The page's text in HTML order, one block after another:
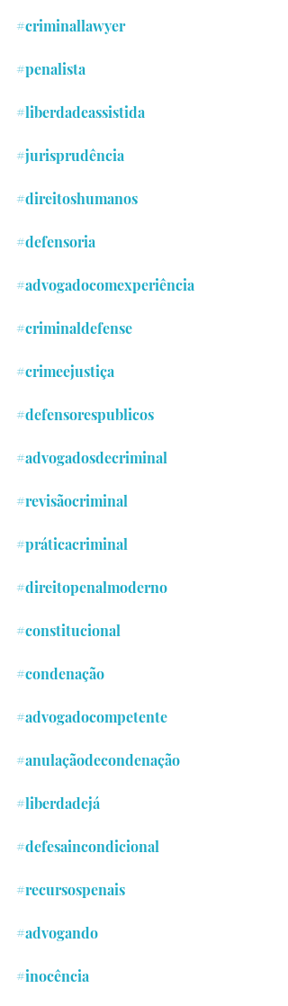
#criminallawyer
#penalista
#liberdadeassistida
#jurisprudência
#direitoshumanos
#defensoria
#advogadocomexperiência
#criminaldefense
#crimeejustiça
#defensorespublicos
#advogadosdecriminal
#revisãocriminal
#práticacriminal
#direitopenalmoderno
#constitucional
#condenação
#advogadocompetente
#anulaçãodecondenação
#liberdadejá
#defesaincondicional
#recursospenais
#advogando
#inocência